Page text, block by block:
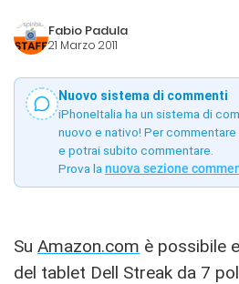
Fabio Padula
21 Marzo 2011
Nuovo sistema di commenti
iPhoneItalia ha un sistema di
nuovo e nativo! Per
e potrai subito commentare.
Prova la nuova sezione
Su Amazon.com è possibile
del tablet Dell Streak da 7